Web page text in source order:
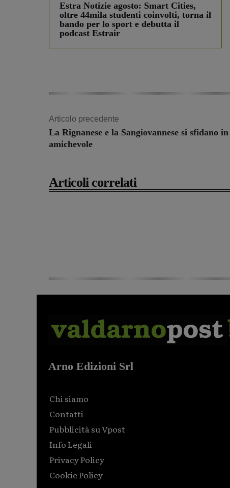
Estra Notizie agosto: Smart Cities,
oltre 44mila studenti coinvolti, torna il
bando per lo sport e debutta il
podcast Estrair
Articolo precedente
La Rignanese e la Sangiovannese si sfidano in
amichevole
Articoli correlati
Arno Edizioni Srl
Chi siamo
Contatti
Pubblicità su Vpost
Info Legali
Privacy Policy
Cookie Policy